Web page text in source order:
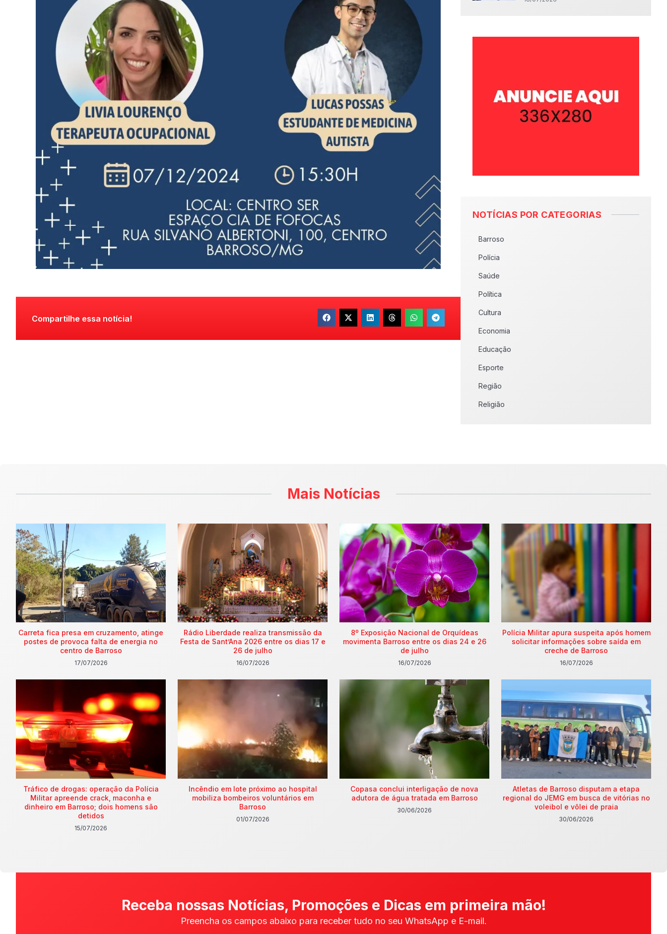
Compartilhe essa notícia!
NOTÍCIAS POR CATEGORIAS
Barroso
Polícia
Saúde
Política
Cultura
Economia
Educação
Esporte
Região
Religião
Mais Notícias
Carreta fica presa em cruzamento, atinge
postes de provoca falta de energia no
centro de Barroso
17/07/2026
Rádio Liberdade realiza transmissão da
Festa de Sant’Ana 2026 entre os dias 17 e
26 de julho
16/07/2026
8º Exposição Nacional de Orquídeas
movimenta Barroso entre os dias 24 e 26
de julho
16/07/2026
Polícia Militar apura suspeita após homem
solicitar informações sobre saída em
creche de Barroso
16/07/2026
Tráfico de drogas: operação da Polícia
Militar apreende crack, maconha e
dinheiro em Barroso; dois homens são
detidos
15/07/2026
Incêndio em lote próximo ao hospital
mobiliza bombeiros voluntários em
Barroso
01/07/2026
Copasa conclui interligação de nova
adutora de água tratada em Barroso
30/06/2026
Atletas de Barroso disputam a etapa
regional do JEMG em busca de vitórias no
voleibol e vôlei de praia
30/06/2026
Receba nossas Notícias, Promoções e Dicas em primeira mão!
Preencha os campos abaixo para receber tudo no seu WhatsApp e E-mail.